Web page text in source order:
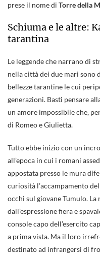
prese il nome di Torre della
Schiuma e le altre:
tarantina
Le leggende che narrano di
nella città dei due mari sono
bellezze tarantine le cui
generazioni. Basti pensare
un amore impossibile che,
di Romeo e Giulietta.
Tutto ebbe inizio con un
all’epoca in cui i romani
appostata presso le mura
curiosità l’accampamento
occhi sul giovane Tumulo.
dall’espressione fiera e
console capo dell’esercito
a prima vista. Ma il loro
destinato ad infrangersi di